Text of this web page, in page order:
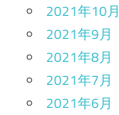
2021年10月
2021年9月
2021年8月
2021年7月
2021年6月